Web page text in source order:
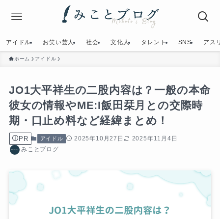
アイドル お笑い芸人 社会 文化人 タレント SNS アス
ホーム アイドル
JO1大平祥生の二股内容は？一般の本命
彼女の情報やME:I飯田栞月との交際時
期・口止め料など経緯まとめ！
PR アイドル 2025年10月27日
2025年11月4日
みことブログ